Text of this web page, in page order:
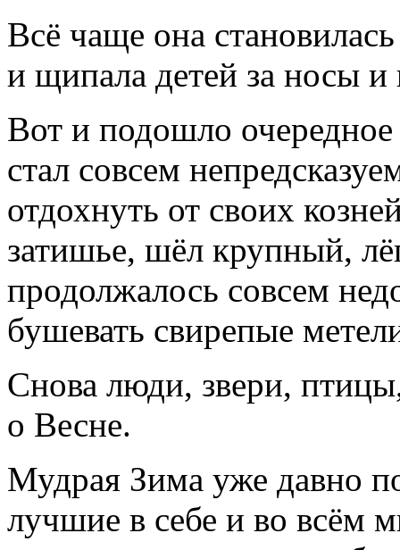
Всё чаще она
и щипала детей за носы
Вот и подошло
стал совсем
отдохнуть от своих
затишье, шёл крупный,
продолжалось совсем
бушевать свирепые
Снова люди, звери,
о Весне.
Мудрая Зима уже давно
лучшие в себе и во всём